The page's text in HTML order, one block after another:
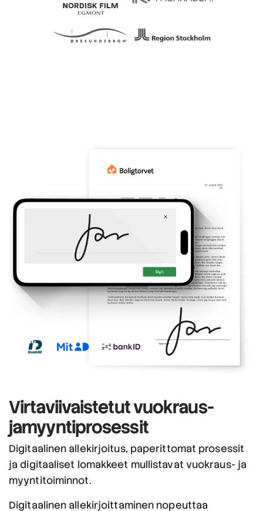
Virtaviivaistetutvuokraus-
jamyyntiprosessit
Digitaalinen allekirjoitus, paperittomat prosessit
ja digitaaliset lomakkeet mullistavat vuokraus- ja
myyntitoiminnot.
Digitaalinen allekirjoittaminen nopeuttaa